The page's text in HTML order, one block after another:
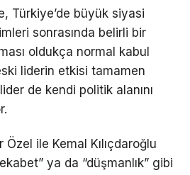
Türkiye’de büyük siyasi
sonrasında belirli bir
oldukça normal kabul
liderin etkisi tamamen
de kendi politik alanını
ile Kemal Kılıçdaroğlu
ya da “düşmanlık” gibi